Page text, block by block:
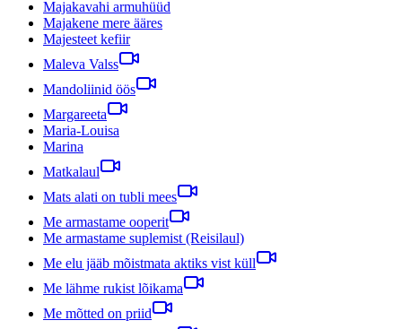
Majakavahi armuhüüd
Majakene mere ääres
Majesteet kefiir
Maleva Valss
Mandoliinid öös
Margareeta
Maria-Louisa
Marina
Matkalaul
Mats alati on tubli mees
Me armastame ooperit
Me armastame suplemist (Reisilaul)
Me elu jääb mõistmata aktiks vist küll
Me lähme rukist lõikama
Me mõtted on priid